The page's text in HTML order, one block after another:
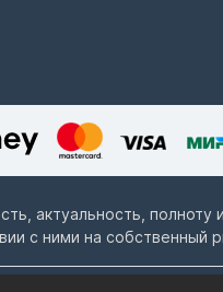
актуальность,
с ними на собственный